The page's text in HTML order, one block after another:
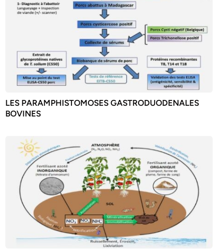
LES PARAMPHISTOMOSES GASTRODUODENALES
BOVINES